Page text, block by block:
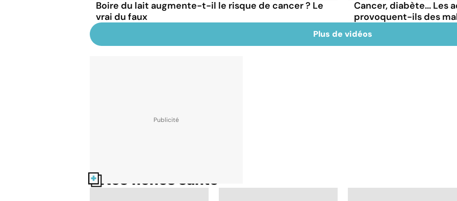
Boire du lait augmente-t-il le risque de cancer ? Le
vrai du faux
Cancer, diabète... Les
provoquent-ils des
Plus de vidéos
Nos fiches santé